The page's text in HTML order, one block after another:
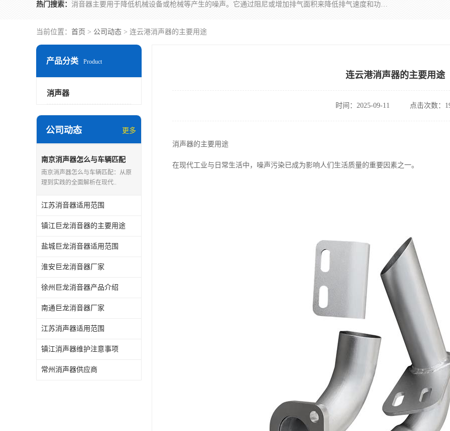
热门搜索： 消音器主要用于降低机械设备或枪械等产生的噪声。它通过阻尼或增加排气面积来降低排气速度和功率，从而降低噪声。常见的消音器类型包括阻性消声器、抗性消声器、共振消声器以及阻抗复合式消声器等。这些消音器各有特点，适用于不同频率的噪声消除。
当前位置： 首页 > 公司动态 > 连云港消声器的主要用途
产品分类 Product
消声器
公司动态 更多
南京消声器怎么与车辆匹配
南京消声器怎么与车辆匹配：从原
理到实践的全面解析在现代..
江苏消音器适用范围
镇江巨龙消音器的主要用途
盐城巨龙消音器适用范围
淮安巨龙消音器厂家
徐州巨龙消音器产品介绍
南通巨龙消音器厂家
江苏消声器适用范围
镇江消声器维护注意事项
常州消声器供应商
连云港消声器的主要用途
时间：2025-09-11 点击次数：
消声器的主要用途
在现代工业与日常生活中，噪声污染已成为影响人们生活质量的重要因素之一。